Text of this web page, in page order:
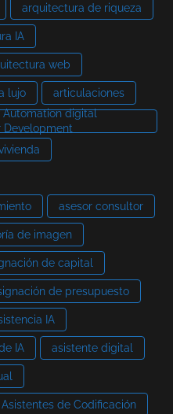
arquitectura de riqueza
IA
web
lujo
articulaciones
digital
Development
asesor consultor
de imagen
de capital
de presupuesto
IA
IA asistente digital
Asistentes de Codificación